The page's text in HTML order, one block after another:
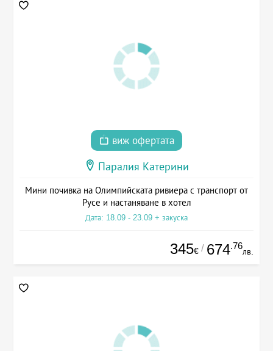
виж офертата
Паралия Катерини
Мини почивка на Олимпийската ривиера с транспорт от
Русе и настаняване в хотел
Дата: 18.09 - 23.09 + закуска
345€ / 674.76
лв.